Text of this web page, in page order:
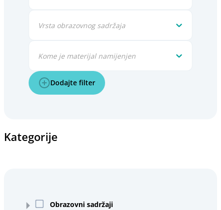
Vrsta obrazovnog sadržaja
Kome je materijal namijenjen
Dodajte filter
Kategorije
Obrazovni sadržaji